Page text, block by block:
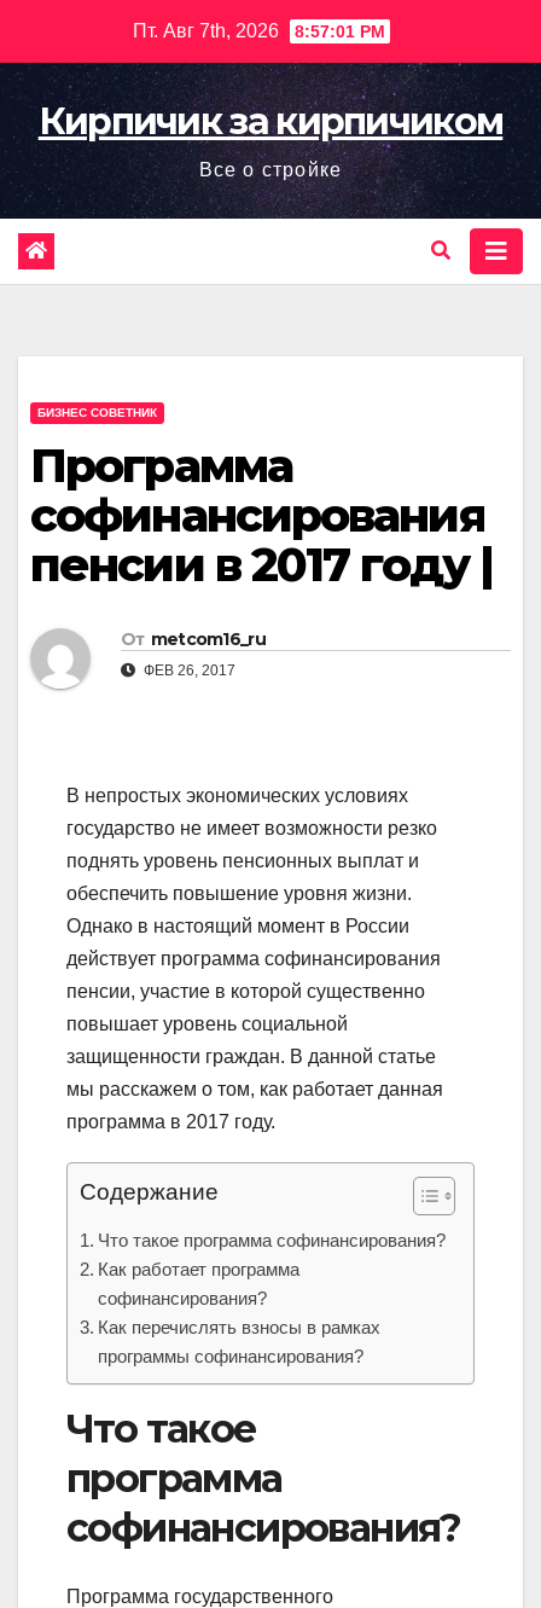
содержимому
Пт. Авг 7th, 2026 8:57:03 PM
Кирпичик за кирпичиком
Все о стройке
БИЗНЕС СОВЕТНИК
Программа
софинансирования
пенсии в 2017 году |
От metcom16_ru
ФЕВ 26, 2017
В непростых экономических условиях
государство не имеет возможности резко
поднять уровень пенсионных выплат и
обеспечить повышение уровня жизни.
Однако в настоящий момент в России
действует программа софинансирования
пенсии, участие в которой существенно
повышает уровень социальной
защищенности граждан. В данной статье
мы расскажем о том, как работает данная
программа в 2017 году.
Содержание
Что такое программа софинансирования?
Как работает программа
софинансирования?
Как перечислять взносы в рамках
программы софинансирования?
Что такое
программа
софинансирования?
Программа государственного